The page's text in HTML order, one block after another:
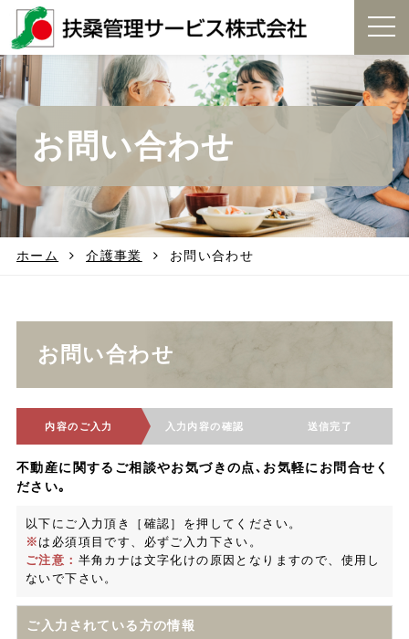
t
g
g
l
i
g
a
お問い合わせ
ホーム 介護事業 お問い合わせ
お問い合わせ
内容のご入力 入力内容の確認 送信完了
不動産に関するご相談やお気づきの点､お気軽にお問合せく
ださい｡
以下にご入力頂き［確認］を押してください。
※ は必須項目です、必ずご入力下さい。
ご注意： 半角カナは文字化けの原因となりますので、使用し
ないで下さい。
ご入力されている方の情報